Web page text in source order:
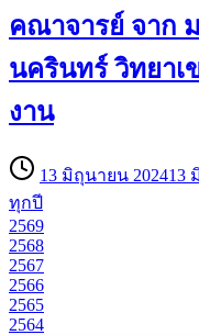
คณาจารย์ จาก
นครินทร์ วิทยาเ
งาน
13 มิถุนายน 202413
รอบรู้
เรื่อง
ยาง
TL
ทุกปี
2569
2568
2567
2566
2565
2564